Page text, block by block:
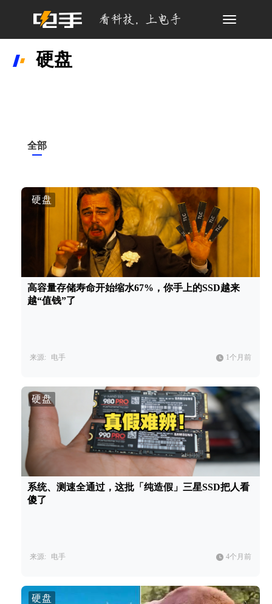
Toggle
硬盘
全部
硬盘
高容量存储寿命开始缩水67%，你手上的SSD越来
越“值钱”了
来源: 电手 1个月前
硬盘
系统、测速全通过，这批「纯造假」三星SSD把人看
傻了
来源: 电手 4个月前
硬盘